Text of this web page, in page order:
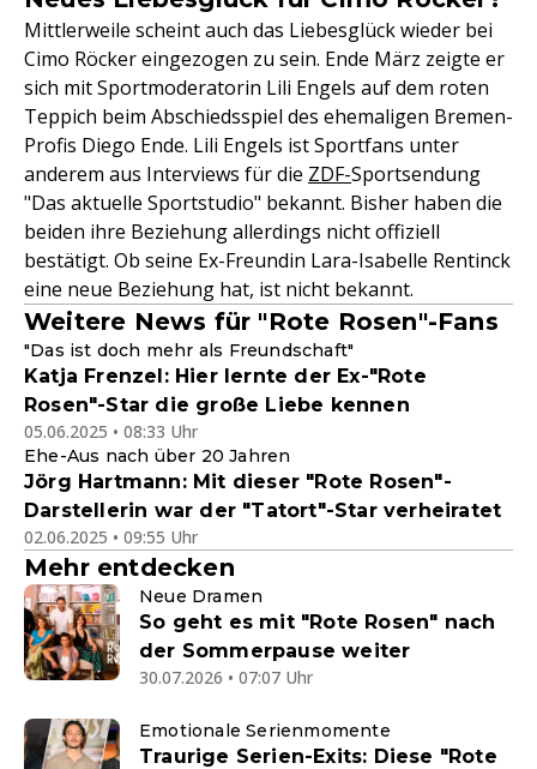
Mittlerweile scheint auch das Liebesglück wieder bei
Cimo Röcker eingezogen zu sein. Ende März zeigte er
sich mit Sportmoderatorin Lili Engels auf dem roten
Teppich beim Abschiedsspiel des ehemaligen Bremen-
Profis Diego Ende. Lili Engels ist Sportfans unter
anderem aus Interviews für die ZDF-Sportsendung
"Das aktuelle Sportstudio" bekannt. Bisher haben die
beiden ihre Beziehung allerdings nicht offiziell
bestätigt. Ob seine Ex-Freundin Lara-Isabelle Rentinck
eine neue Beziehung hat, ist nicht bekannt.
Weitere News für "Rote Rosen"-Fans
"Das ist doch mehr als Freundschaft"
Katja Frenzel: Hier lernte der Ex-"Rote
Rosen"-Star die große Liebe kennen
05.06.2025 • 08:33 Uhr
Ehe-Aus nach über 20 Jahren
Jörg Hartmann: Mit dieser "Rote Rosen"-
Darstellerin war der "Tatort"-Star verheiratet
02.06.2025 • 09:55 Uhr
Mehr entdecken
Neue Dramen
So geht es mit "Rote Rosen" nach
der Sommerpause weiter
30.07.2026 • 07:07 Uhr
Emotionale Serienmomente
Traurige Serien-Exits: Diese "Rote